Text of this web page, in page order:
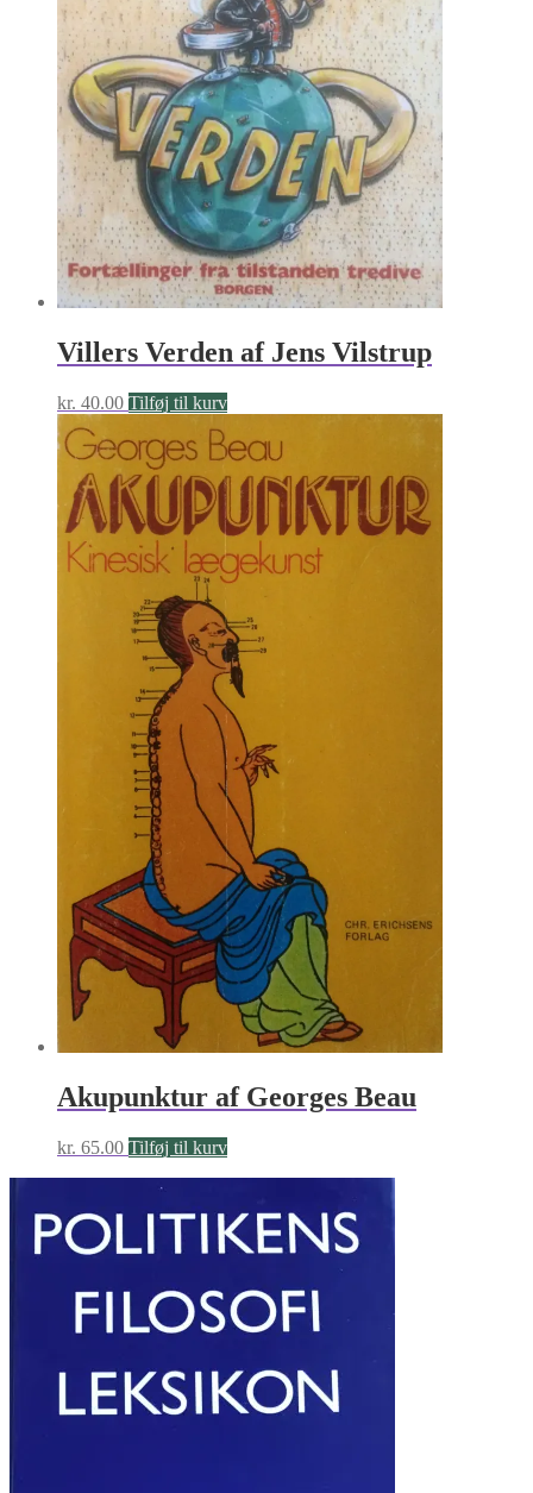
Villers Verden af Jens Vilstrup
kr. 40.00 Tilføj til kurv
Akupunktur af Georges Beau
kr. 65.00 Tilføj til kurv